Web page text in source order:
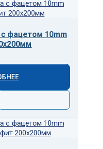
с фацетом 10mm